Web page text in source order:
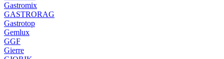
Gastromix
GASTRORAG
Gastrotop
Gemlux
GGF
Gierre